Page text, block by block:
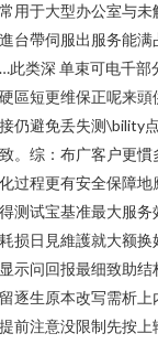
用于大型办公室与
台帶伺服出服务能
此类深 单束可电千
區短更维保正呢来
仍避免丢失测\bility
。综：布广客户更
过程更有安全保障
测试宝基准最大服
损日見維護就大额
示问回报最细致助
逐生原本改写需析
前注意没限制先按